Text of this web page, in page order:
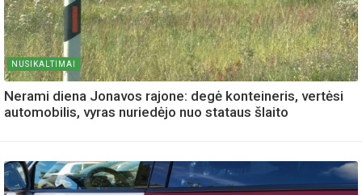
NUSIKALTIMAI
Nerami diena Jonavos rajone: degė konteineris, vertėsi
automobilis, vyras nuriedėjo nuo stataus šlaito